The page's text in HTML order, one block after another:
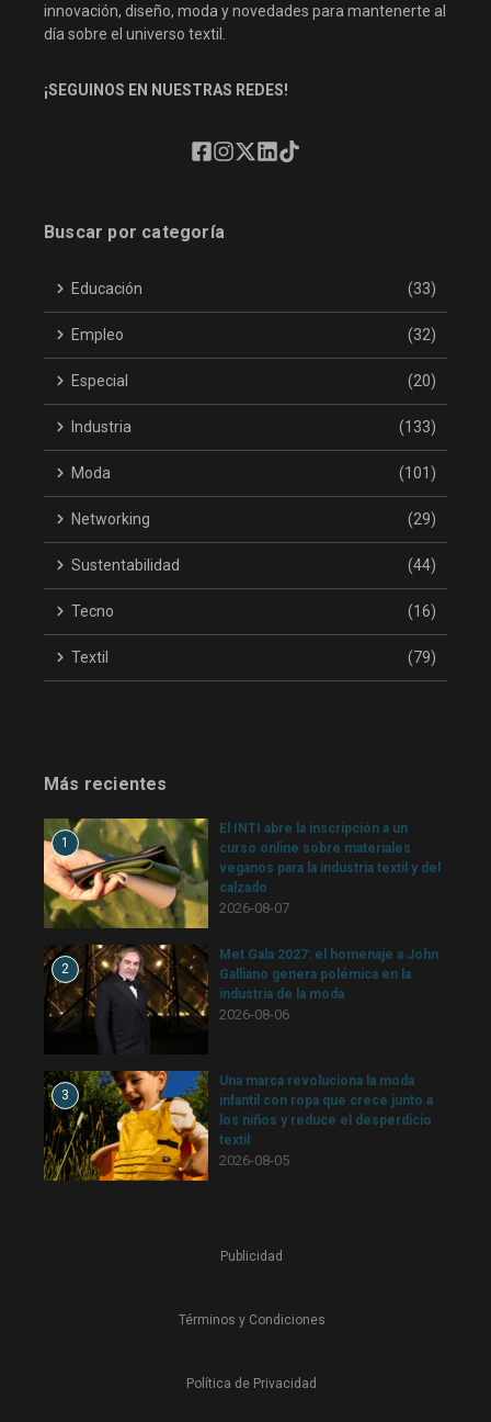
innovación, diseño, moda y novedades para mantenerte al
día sobre el universo textil.
¡SEGUINOS EN NUESTRAS REDES!
Buscar por categoría
Educación (33)
Empleo (32)
Especial (20)
Industria (133)
Moda (101)
Networking (29)
Sustentabilidad (44)
Tecno (16)
Textil (79)
Más recientes
1
El INTI abre la inscripción a un
curso online sobre materiales
veganos para la industria textil y del
calzado
2026-08-07
2
Met Gala 2027: el homenaje a John
Galliano genera polémica en la
industria de la moda
2026-08-06
3
Una marca revoluciona la moda
infantil con ropa que crece junto a
los niños y reduce el desperdicio
textil
2026-08-05
Publicidad
Términos y Condiciones
Política de Privacidad